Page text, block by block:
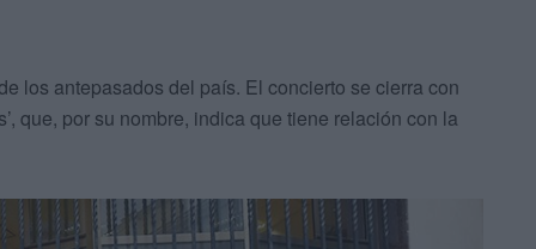
los antepasados del país. El concierto se cierra con
que, por su nombre, indica que tiene relación con la